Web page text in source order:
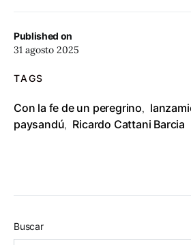
Published on
31 agosto 2025
TAGS
Con la fe de un peregrino,
paysandú, Ricardo Cattani Barcia
Buscar